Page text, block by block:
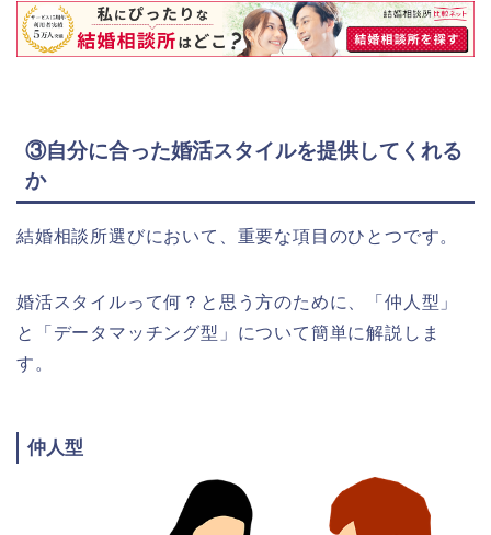
③自分に合った婚活スタイルを提供してくれる
か
結婚相談所選びにおいて、重要な項目のひとつです。
婚活スタイルって何？と思う方のために、「仲人型」
と「データマッチング型」について簡単に解説しま
す。
仲人型